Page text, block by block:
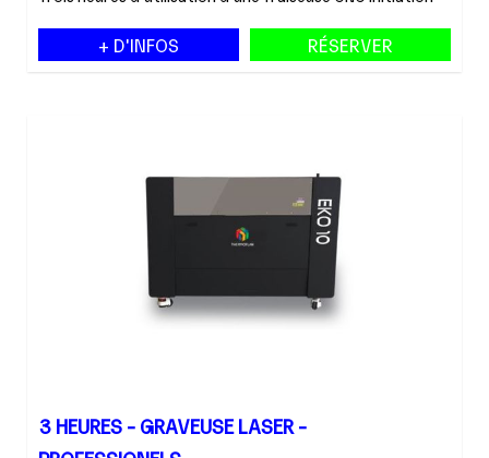
RÉSERVER
+ D'INFOS
3 HEURES - GRAVEUSE LASER -